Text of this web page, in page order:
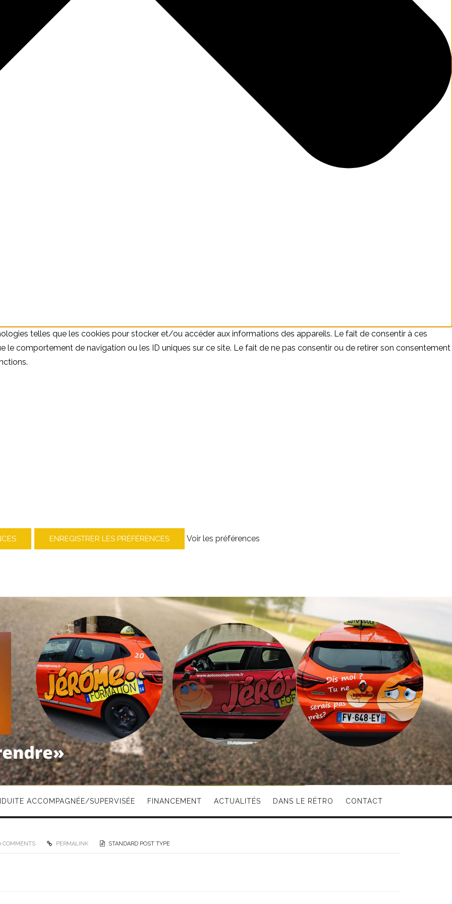
telles que les cookies pour stocker et/ou accéder aux informations des appareils. Le fait de consentir à ces
comportement de navigation ou les ID uniques sur ce site. Le fait de ne pas consentir ou de retirer son consentement
ENREGISTRER LES PRÉFÉRENCES Voir les préférences
ACCOMPAGNÉE/SUPERVISÉE FINANCEMENT ACTUALITÉS DANS LE RÉTRO CONTACT
COMMENTS PERMALINK STANDARD POST TYPE